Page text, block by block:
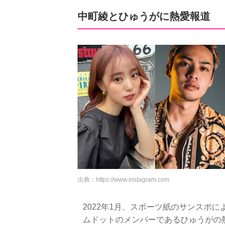
中町綾とひゅうがに熱愛報道
出典： https://www.instagram.com
2022年1月、スポーツ紙のサンスポに
ムドットのメンバーであるひゅうがの